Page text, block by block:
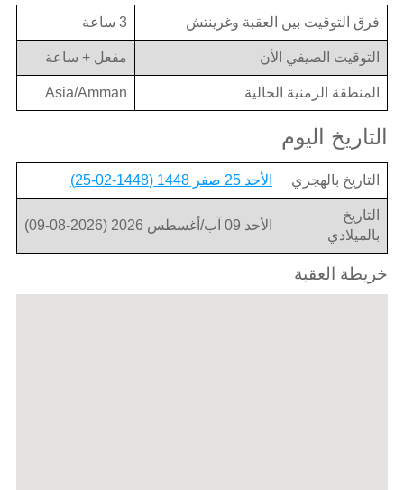
فرق التوقيت بين العقبة وغرينتش 3 ساعة
التوقيت الصيفي الأن مفعل + ساعة
المنطقة الزمنية الحالية Asia/Amman
التاريخ اليوم
التاريخ بالهجري الأحد 25 صفر 1448 (1448-02-25)
التاريخ
بالميلادي
الأحد 09 آب/أغسطس 2026 (2026-08-09)
خريطة العقبة